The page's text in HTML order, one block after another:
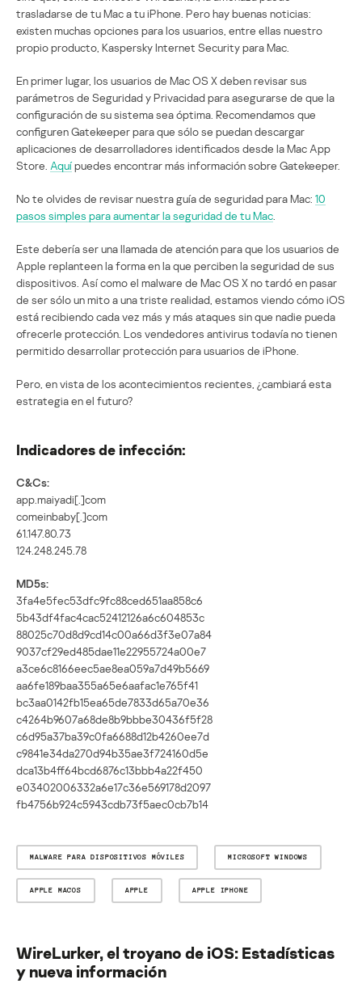
trasladarse de tu Mac a tu iPhone. Pero hay buenas noticias:
existen muchas opciones para los usuarios, entre ellas nuestro
propio producto, Kaspersky Internet Security para Mac.
En primer lugar, los usuarios de Mac OS X deben revisar sus
parámetros de Seguridad y Privacidad para asegurarse de que la
configuración de su sistema sea óptima. Recomendamos que
configuren Gatekeeper para que sólo se puedan descargar
aplicaciones de desarrolladores identificados desde la Mac App
Store. Aquípuedes encontrar más información sobre Gatekeeper.
No te olvides de revisar nuestra guía de seguridad para Mac: 10
pasos simples para aumentar la seguridad de tu Mac
Este debería ser una llamada de atención para que los usuarios de
Apple replanteen la forma en la que perciben la seguridad de sus
dispositivos. Así como el malware de Mac OS X no tardó en pasar
de ser sólo un mito a una triste realidad, estamos viendo cómo iOS
está recibiendo cada vez más y más ataques sin que nadie pueda
ofrecerle protección. Los vendedores antivirus todavía no tienen
permitido desarrollar protección para usuarios de iPhone.
Pero, en vista de los acontecimientos recientes, ¿cambiará esta
estrategia en el futuro?
Indicadores de infección:
C&Cs:
app.maiyadi[.]com
comeinbaby[.]com
61.147.80.73
124.248.245.78
MD5s:
3fa4e5fec53dfc9fc88ced651aa858c6
5b43df4fac4cac52412126a6c604853c
88025c70d8d9cd14c00a66d3f3e07a84
9037cf29ed485dae11e22955724a00e7
a3ce6c8166eec5ae8ea059a7d49b5669
aa6fe189baa355a65e6aafac1e765f41
bc3aa0142fb15ea65de7833d65a70e36
c4264b9607a68de8b9bbbe30436f5f28
c6d95a37ba39c0fa6688d12b4260ee7d
c9841e34da270d94b35ae3f724160d5e
dca13b4ff64bcd6876c13bbb4a22f450
e03402006332a6e17c36e569178d2097
fb4756b924c5943cdb73f5aec0cb7b14
MALWARE PARA DISPOSITIVOS MÓVILES MICROSOFT WINDOWS
APPLE MACOS APPLE APPLE IPHONE
WireLurker, el troyano de iOS: Estadísticas
y nueva información